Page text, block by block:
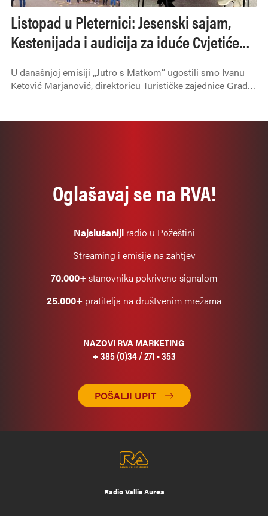
Listopad u Pleternici: Jesenski sajam,
Kestenijada i audicija za iduće Cvjetiće
U današnjoj emisiji „Jutro s Matkom“ ugostili smo Ivanu
Ketović Marjanović, direktoricu Turističke zajednice Grada
Oglašavaj se na RVA!
Najslušanijiradio u Požeštini
Streaming i emisije na zahtjev
70.000+stanovnika pokriveno signalom
25.000+ pratitelja na društvenim mrežama
NAZOVI RVA MARKETING
+ 385 (0)34 / 271 - 353
POŠALJI UPIT
Radio Vallis Aurea